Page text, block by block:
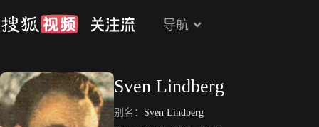
导航
Sven Lindberg
别名： Sven Lindberg